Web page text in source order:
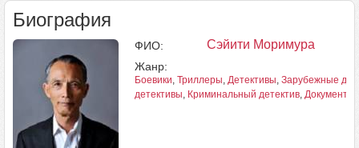
Биография
ФИО: Сэйити Моримура
Жанр:
Боевики, Триллеры, Детективы, Зарубежные
детективы, Криминальный детектив,